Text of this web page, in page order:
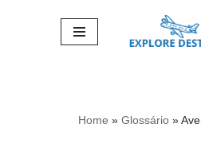
Home » Glossário »